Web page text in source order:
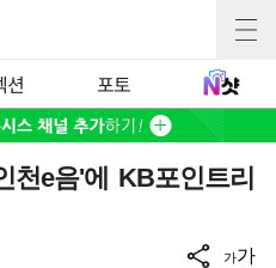
션 포토
천e음'에 KB포인트리
가가